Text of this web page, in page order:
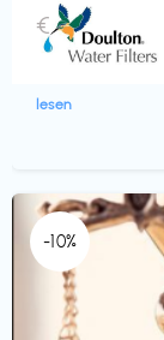
Küche & Haushalt
Doulton
Seit 200
lesen
€‎
-10%